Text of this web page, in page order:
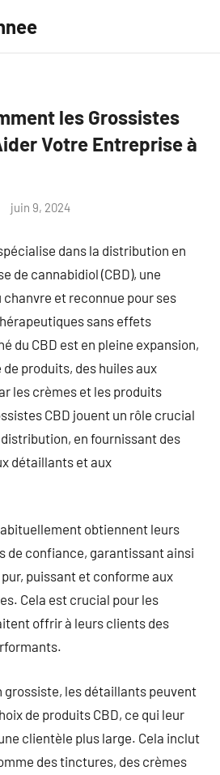
les Grossistes
Votre Entreprise à
juin 9, 2024
dans la distribution en
de cannabidiol (CBD), une
et reconnue pour ses
sans effets
du CBD est en pleine expansion,
produits, des huiles aux
les crèmes et les produits
CBD jouent un rôle crucial
en fournissant des
détaillants et aux
obtiennent leurs
de confiance, garantissant ainsi
puissant et conforme aux
Cela est crucial pour les
offrir à leurs clients des
grossiste, les détaillants peuvent
de produits CBD, ce qui leur
clientèle plus large. Cela inclut
des tinctures, des crèmes